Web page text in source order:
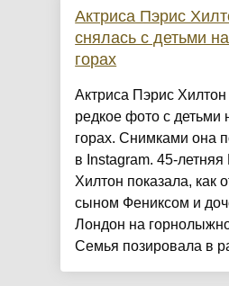
Актриса Пэрис
снялась с детьми
горах
Актриса Пэрис Хилтон
редкое фото с детьми
горах. Снимками она
в Instagram. 45-летняя
Хилтон показала, как
сыном Фениксом и
Лондон на
Семья позировала в